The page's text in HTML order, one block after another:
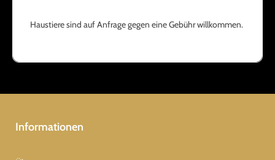
Haustiere sind auf Anfrage gegen eine Gebühr willkommen.
Informationen